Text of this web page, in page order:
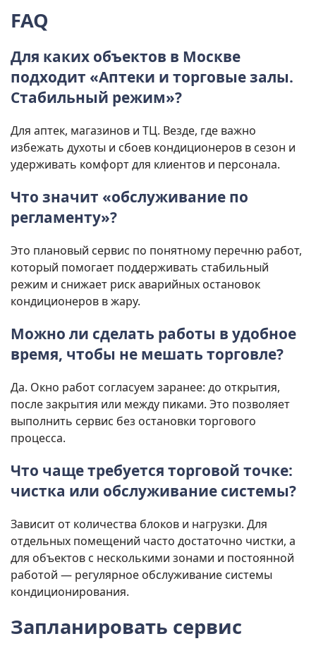
FAQ
Для каких объектов в Москве
подходит «Аптеки и торговые залы.
Стабильный режим»?
Для аптек, магазинов и ТЦ. Везде, где важно
избежать духоты и сбоев кондиционеров в сезон и
удерживать комфорт для клиентов и персонала.
Что значит «обслуживание по
регламенту»?
Это плановый сервис по понятному перечню работ,
который помогает поддерживать стабильный
режим и снижает риск аварийных остановок
кондиционеров в жару.
Можно ли сделать работы в удобное
время, чтобы не мешать торговле?
Да. Окно работ согласуем заранее: до открытия,
после закрытия или между пиками. Это позволяет
выполнить сервис без остановки торгового
процесса.
Что чаще требуется торговой точке:
чистка или обслуживание системы?
Зависит от количества блоков и нагрузки. Для
отдельных помещений часто достаточно чистки, а
для объектов с несколькими зонами и постоянной
работой — регулярное обслуживание системы
кондиционирования.
Запланировать сервис